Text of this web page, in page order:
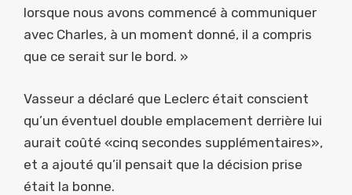
lorsque nous avons commencé à communiquer
avec Charles, à un moment donné, il a compris
que ce serait sur le bord. »
Vasseur a déclaré que Leclerc était conscient
qu’un éventuel double emplacement derrière lui
aurait coûté «cinq secondes supplémentaires»,
et a ajouté qu’il pensait que la décision prise
était la bonne.